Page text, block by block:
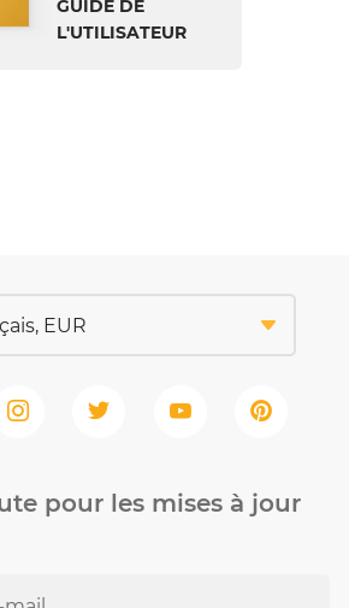
GUIDE DE
L'UTILISATEUR
pour les mises à jour